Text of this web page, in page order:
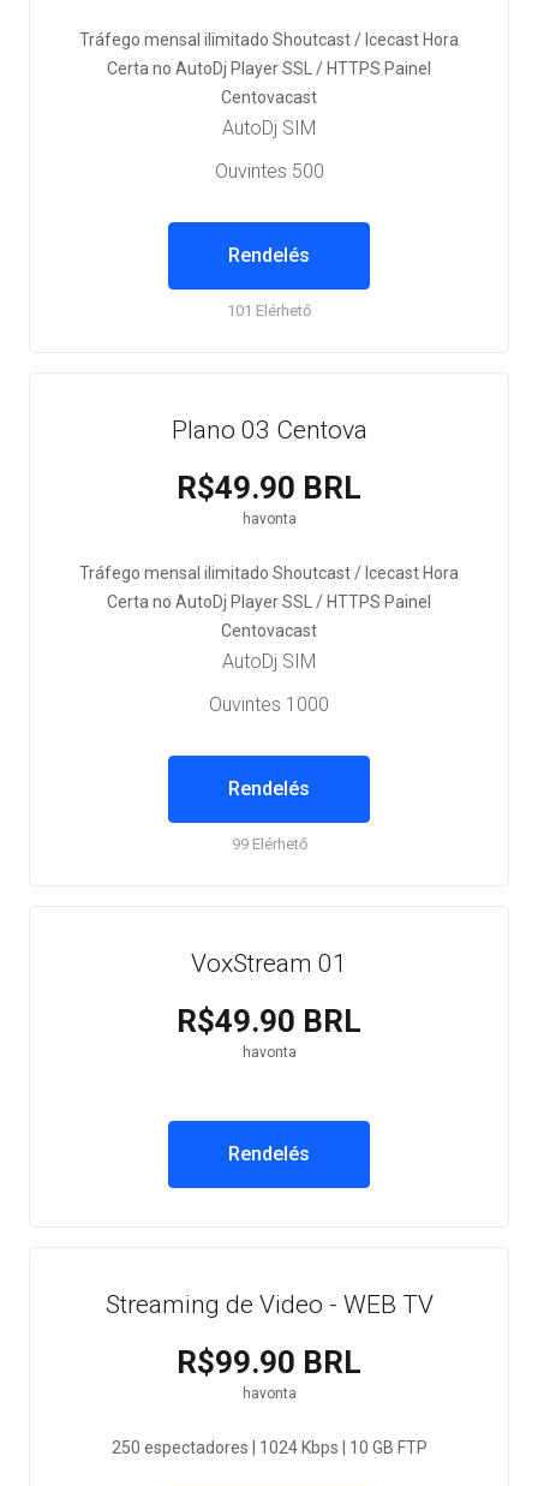
AutoDj SIM
Ouvintes 500
Tráfego mensal ilimitado Shoutcast / Icecast Hora
Certa no AutoDj Player SSL / HTTPS Painel
Centovacast
Rendelés
101 Elérhető
Plano 03 Centova
R$49.90 BRL
havonta
AutoDj SIM
Ouvintes 1000
Tráfego mensal ilimitado Shoutcast / Icecast Hora
Certa no AutoDj Player SSL / HTTPS Painel
Centovacast
Rendelés
99 Elérhető
VoxStream 01
R$49.90 BRL
havonta
Rendelés
Streaming de Video - WEB TV
R$99.90 BRL
havonta
250 espectadores | 1024 Kbps | 10 GB FTP